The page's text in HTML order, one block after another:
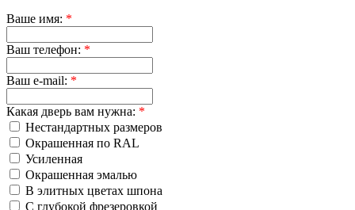
Ваше имя: *
Ваш телефон: *
Ваш e-mail: *
Какая дверь вам нужна: *
Нестандартных размеров
Окрашенная по RAL
Усиленная
Окрашенная эмалью
В элитных цветах шпона
С глубокой фрезеровкой